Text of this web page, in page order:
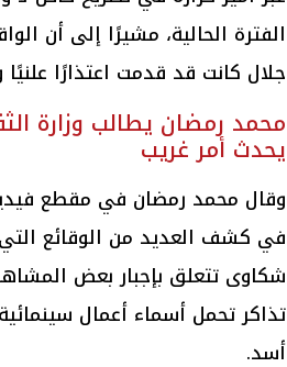
الفترة الحالية، مشيرًا إلى أن
جلال كانت قد قدمت اعتذارًا
محمد رمضان يطالب وزارة
يحدث أمر غريب
وقال محمد رمضان في مقطع
في كشف العديد من الوقائع
شكاوى تتعلق بإجبار بعض
تذاكر تحمل أسماء أعمال
أسد.